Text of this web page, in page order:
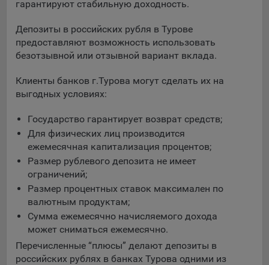
Компании, которой мы поручаем обработку данных для
данной цели:
компанией, согласно договора аренды ООО «Рэкун
технолоджи», 220069 г. Минск, пр-т Дзержинского, д.3Б,
Рекламные Cookie
Отключение рекламных cookie-файлы не позволит
принимать меры по совершенствованию работы
Сайта, исходя из предпочтений пользователя, а также
осуществлять подбор рекламы, иных рекламных
материалов по наиболее актуальному, подходящему
назначению для каждого конкретного пользователя.
Компании, которым мы поручаем обработку данных для
данной цели:
гарантируют стабильную доходность.
Депозиты в российских рубля в Турове
предоставляют возможность использовать
безотзывной или отзывной вариант вклада.
Клиенты банков г.Турова могут сделать их на
выгодных условиях:
Государство гарантирует возврат средств;
Для физических лиц производится
ежемесячная капитализация процентов;
Размер рублевого депозита не имеет
ограничений;
Размер процентных ставок максимален по
валютным продуктам;
Сумма ежемесячно начисляемого дохода
может сниматься ежемесячно.
Перечисленные “плюсы” делают депозиты в
российских рублях в банках Турова одними из